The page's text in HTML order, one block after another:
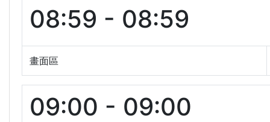
08:59 - 08:59
畫面區
09:00 - 09:00